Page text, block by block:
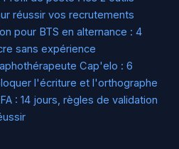
réussir vos recrutements
pour BTS en alternance : 4
sans expérience
Cap'elo : 6
l'écriture et l'orthographe
: 14 jours, règles de validation